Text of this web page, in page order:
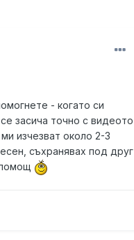
- когато си
засича точно с видеото
изчезват около 2-3
съхранявах под друг